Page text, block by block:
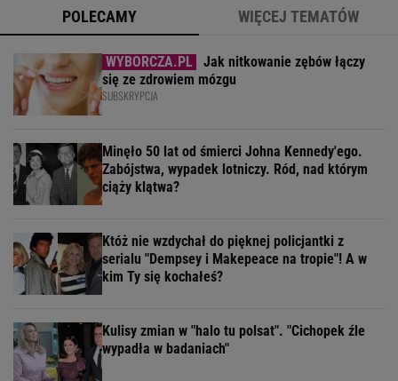
POLECAMY WIĘCEJ TEMATÓW
Jak nitkowanie zębów łączy
się ze zdrowiem mózgu
SUBSKRYPCJA
Minęło 50 lat od śmierci Johna Kennedy'ego.
Zabójstwa, wypadek lotniczy. Ród, nad którym
ciąży klątwa?
Któż nie wzdychał do pięknej policjantki z
serialu "Dempsey i Makepeace na tropie"! A w
kim Ty się kochałeś?
Kulisy zmian w "halo tu polsat". "Cichopek źle
wypadła w badaniach"